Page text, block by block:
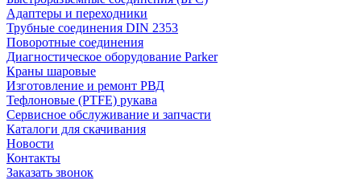
Адаптеры и переходники
Трубные соединения DIN 2353
Поворотные соединения
Диагностическое оборудование Parker
Краны шаровые
Изготовление и ремонт РВД
Тефлоновые (PTFE) рукава
Сервисное обслуживание и запчасти
Каталоги для скачивания
Новости
Контакты
Заказать звонок